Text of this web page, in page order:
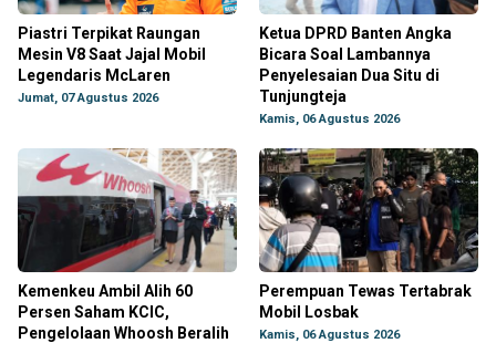
Piastri Terpikat Raungan
Mesin V8 Saat Jajal Mobil
Legendaris McLaren
Jumat, 07 Agustus 2026
Ketua DPRD Banten Angka
Bicara Soal Lambannya
Penyelesaian Dua Situ di
Tunjungteja
Kamis, 06 Agustus 2026
Kemenkeu Ambil Alih 60
Persen Saham KCIC,
Pengelolaan Whoosh Beralih
Perempuan Tewas Tertabrak
Mobil Losbak
Kamis, 06 Agustus 2026